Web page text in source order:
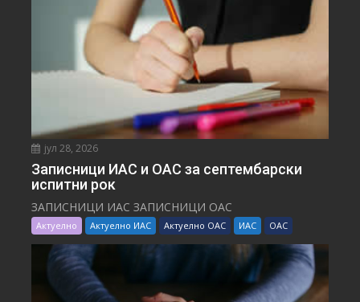
јул 28, 2026
Записници ИАС и ОАС за септембарски
испитни рок
ЗАПИСНИЦИ ИАС ЗАПИСНИЦИ ОАС
Актуелно Актуелно ИАС Актуелно ОАС ИАС ОАС